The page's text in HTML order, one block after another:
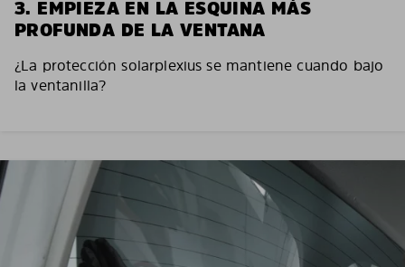
3. EMPIEZA EN LA ESQUINA MÁS
PROFUNDA DE LA VENTANA
¿La protección solarplexius se mantiene cuando bajo
la ventanilla?